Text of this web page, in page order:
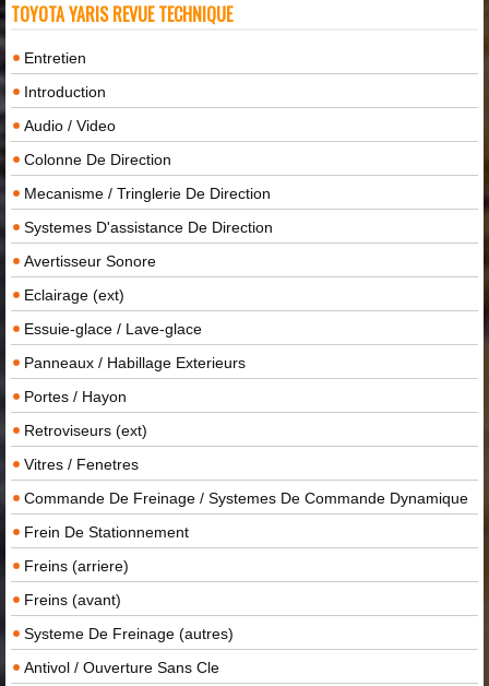
TOYOTA YARIS REVUE TECHNIQUE
Entretien
Introduction
Audio / Video
Colonne De Direction
Mecanisme / Tringlerie De Direction
Systemes D'assistance De Direction
Avertisseur Sonore
Eclairage (ext)
Essuie-glace / Lave-glace
Panneaux / Habillage Exterieurs
Portes / Hayon
Retroviseurs (ext)
Vitres / Fenetres
Commande De Freinage / Systemes De Commande Dynamique
Frein De Stationnement
Freins (arriere)
Freins (avant)
Systeme De Freinage (autres)
Antivol / Ouverture Sans Cle